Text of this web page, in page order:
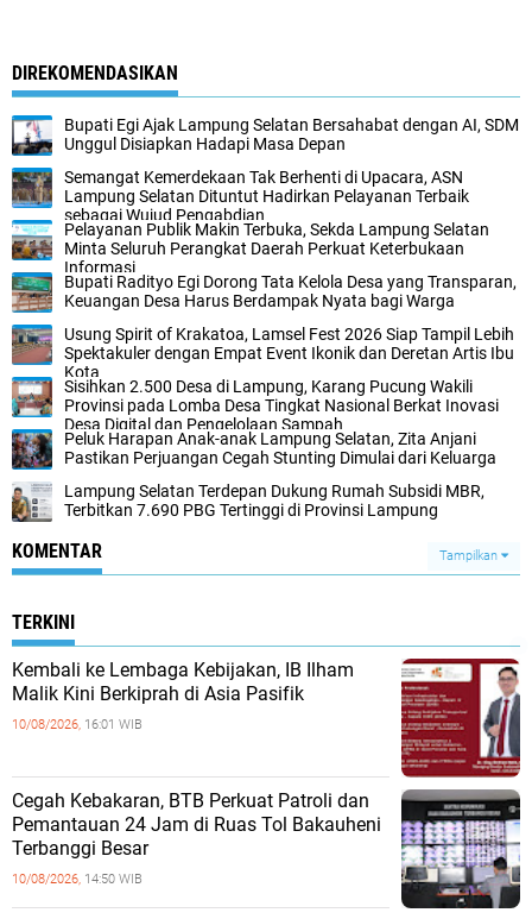
DIREKOMENDASIKAN
Bupati Egi Ajak Lampung Selatan Bersahabat dengan AI, SDM
Unggul Disiapkan Hadapi Masa Depan
Semangat Kemerdekaan Tak Berhenti di Upacara, ASN
Lampung Selatan Dituntut Hadirkan Pelayanan Terbaik
sebagai Wujud Pengabdian
Pelayanan Publik Makin Terbuka, Sekda Lampung Selatan
Minta Seluruh Perangkat Daerah Perkuat Keterbukaan
Informasi
Bupati Radityo Egi Dorong Tata Kelola Desa yang Transparan,
Keuangan Desa Harus Berdampak Nyata bagi Warga
Usung Spirit of Krakatoa, Lamsel Fest 2026 Siap Tampil Lebih
Spektakuler dengan Empat Event Ikonik dan Deretan Artis Ibu
Kota
Sisihkan 2.500 Desa di Lampung, Karang Pucung Wakili
Provinsi pada Lomba Desa Tingkat Nasional Berkat Inovasi
Desa Digital dan Pengelolaan Sampah
Peluk Harapan Anak-anak Lampung Selatan, Zita Anjani
Pastikan Perjuangan Cegah Stunting Dimulai dari Keluarga
Lampung Selatan Terdepan Dukung Rumah Subsidi MBR,
Terbitkan 7.690 PBG Tertinggi di Provinsi Lampung
KOMENTAR Tampilkan
TERKINI
Kembali ke Lembaga Kebijakan, IB Ilham
Malik Kini Berkiprah di Asia Pasifik
10/08/2026, 16:01 WIB
Cegah Kebakaran, BTB Perkuat Patroli dan
Pemantauan 24 Jam di Ruas Tol Bakauheni
Terbanggi Besar
10/08/2026, 14:50 WIB